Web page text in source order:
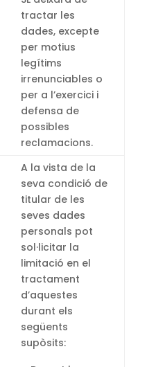
tractar les
dades, excepte
per motius
legítims
irrenunciables o
per a l’exercici i
defensa de
possibles
reclamacions.
A la vista de la
seva condició de
titular de les
seves dades
personals pot
sol·licitar la
limitació en el
tractament
d’aquestes
durant els
següents
supòsits: